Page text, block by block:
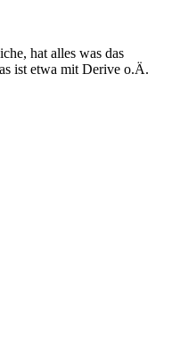
hat alles was das
ist etwa mit Derive o.Ä.